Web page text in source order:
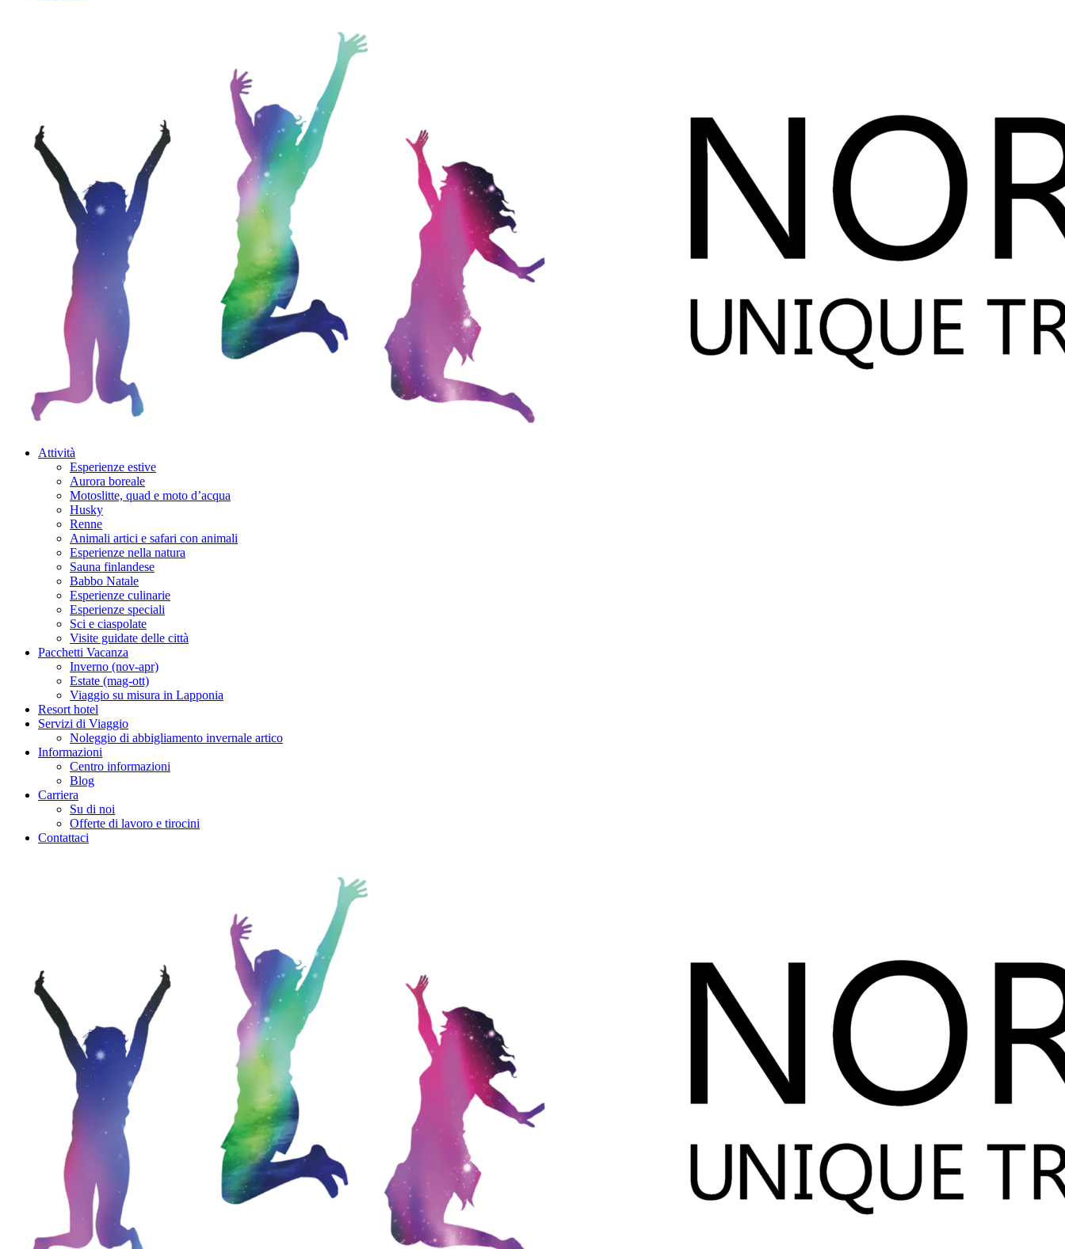
Attività
Esperienze estive
Aurora boreale
Motoslitte, quad e moto d’acqua
Husky
Renne
Animali artici e safari con animali
Esperienze nella natura
Sauna finlandese
Babbo Natale
Esperienze culinarie
Esperienze speciali
Sci e ciaspolate
Visite guidate delle città
Pacchetti Vacanza
Inverno (nov-apr)
Estate (mag-ott)
Viaggio su misura in Lapponia
Resort hotel
Servizi di Viaggio
Noleggio di abbigliamento invernale artico
Informazioni
Centro informazioni
Blog
Carriera
Su di noi
Offerte di lavoro e tirocini
Contattaci